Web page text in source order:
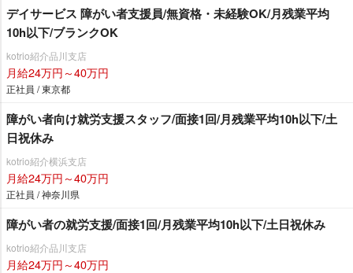
デイサービス 障がい者支援員/無資格・未経験OK/月残業平均
10h以下/ブランクOK
kotrio紹介品川支店
月給24万円～40万円
正社員 / 東京都
障がい者向け就労支援スタッフ/面接1回/月残業平均10h以下/土
日祝休み
kotrio紹介横浜支店
月給24万円～40万円
正社員 / 神奈川県
障がい者の就労支援/面接1回/月残業平均10h以下/土日祝休み
kotrio紹介品川支店
月給24万円～40万円